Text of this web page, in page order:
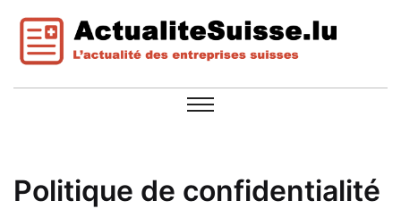
Politique de confidentialité